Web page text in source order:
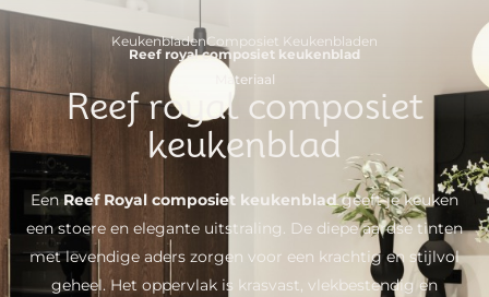
KeukenbladenComposiet Keukenbladen
Reef royal composiet keukenblad
Materiaal
Reef royal composiet
keukenblad
EenReef Royal composiet keukenbladgeeft je keuken
een stoere en elegante uitstraling. De diepe aardse tinten
met levendige aders zorgen voor een krachtig en stijlvol
geheel. Het oppervlak is krasvast, vlekbestendig en